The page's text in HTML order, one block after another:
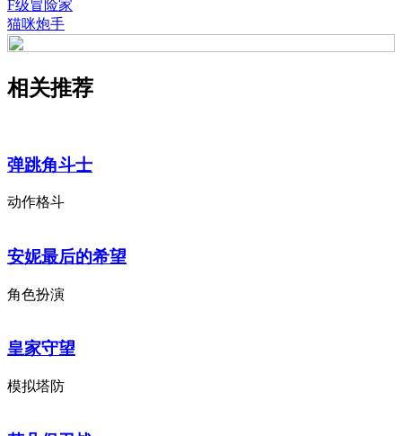
F级冒险家
猫咪炮手
相关推荐
弹跳角斗士
动作格斗
安妮最后的希望
角色扮演
皇家守望
模拟塔防